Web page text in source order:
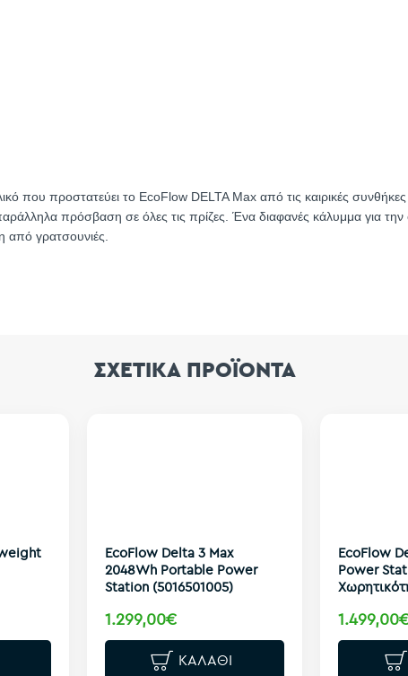
που προστατεύει το EcoFlow DELTA Max από τις καιρικές
πρόσβαση σε όλες τις πρίζες. Ένα διαφανές κάλυμμα για
από γρατσουνιές.
ΣΧΕΤΙΚΑ ΠΡΟΪΟΝΤΑ
EcoFlow Delta 3 Max
2048Wh Portable Power
Station (5016501005)
1.299,00€
ΚΑΛΆΘΙ
EcoFlow
Power